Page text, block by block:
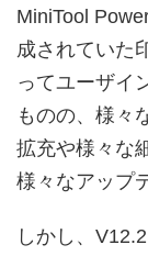
MiniTool
成されていた
ってユーザイ
ものの、様々
拡充や様々な
様々なアップ
しかし、